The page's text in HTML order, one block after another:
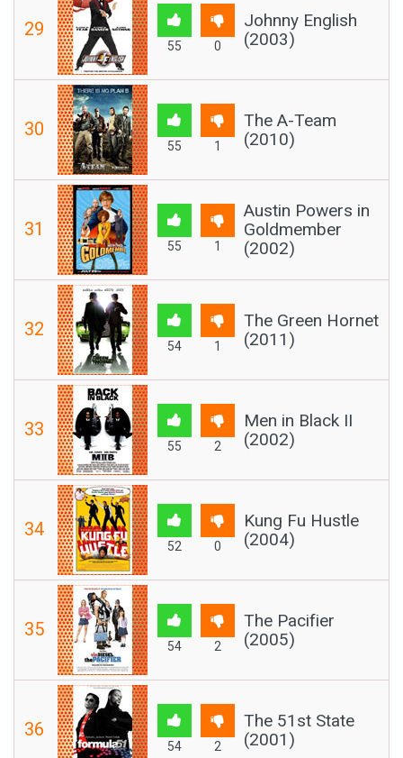
29
55 0
Johnny English
(2003)
30
55 1
The A-Team
(2010)
31
55 1
Austin Powers in
Goldmember
(2002)
32
54 1
The Green Hornet
(2011)
33
55 2
Men in Black II
(2002)
34
52 0
Kung Fu Hustle
(2004)
35
54 2
The Pacifier
(2005)
36
54 2
The 51st State
(2001)